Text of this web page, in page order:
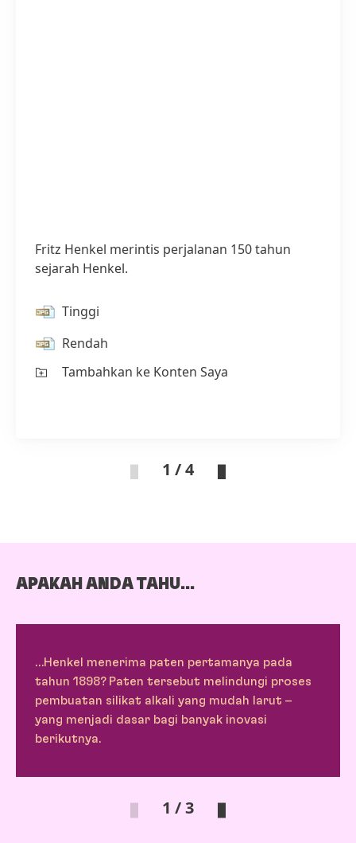
Fritz Henkel merintis perjalanan 150 tahun
sejarah Henkel.
Tinggi
Rendah
Tambahkan ke Konten Saya
1 / 4
APAKAH ANDA TAHU...
…Henkel menerima paten pertamanya pada
tahun 1898? Paten tersebut melindungi proses
pembuatan silikat alkali yang mudah larut –
yang menjadi dasar bagi banyak inovasi
berikutnya.
1 / 3